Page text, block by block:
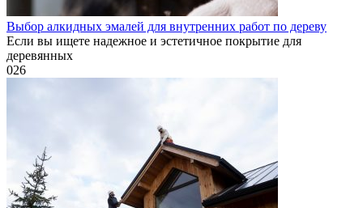
Выбор алкидных эмалей для внутренних работ по дереву
Если вы ищете надежное и эстетичное покрытие для
деревянных
026